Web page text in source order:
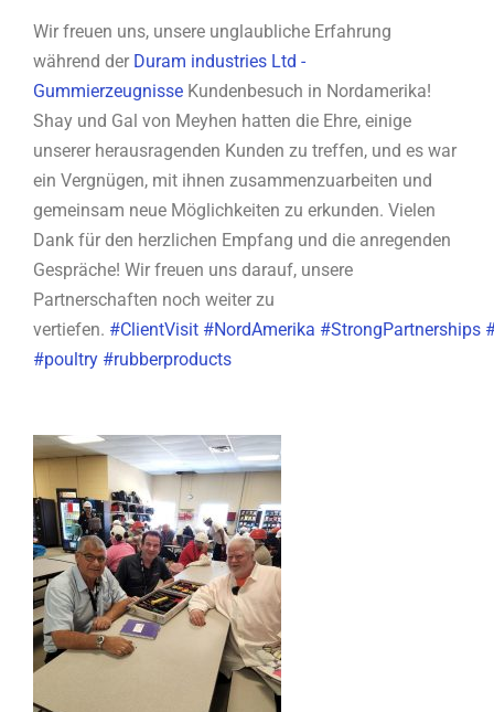
Wir freuen uns, unsere unglaubliche Erfahrung
während der Duram industries Ltd -
Gummierzeugnisse Kundenbesuch in Nordamerika!
Shay und Gal von Meyhen hatten die Ehre, einige
unserer herausragenden Kunden zu treffen, und es war
ein Vergnügen, mit ihnen zusammenzuarbeiten und
gemeinsam neue Möglichkeiten zu erkunden. Vielen
Dank für den herzlichen Empfang und die anregenden
Gespräche! Wir freuen uns darauf, unsere
Partnerschaften noch weiter zu
vertiefen. #ClientVisit #NordAmerika #StrongPartnerships
#poultry #rubberproducts